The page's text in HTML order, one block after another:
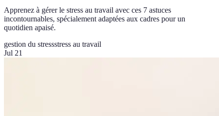
Apprenez à gérer le stress au travail avec ces 7 astuces
incontournables, spécialement adaptées aux cadres pour un
quotidien apaisé.
gestion du stressstress au travail
Jul 21